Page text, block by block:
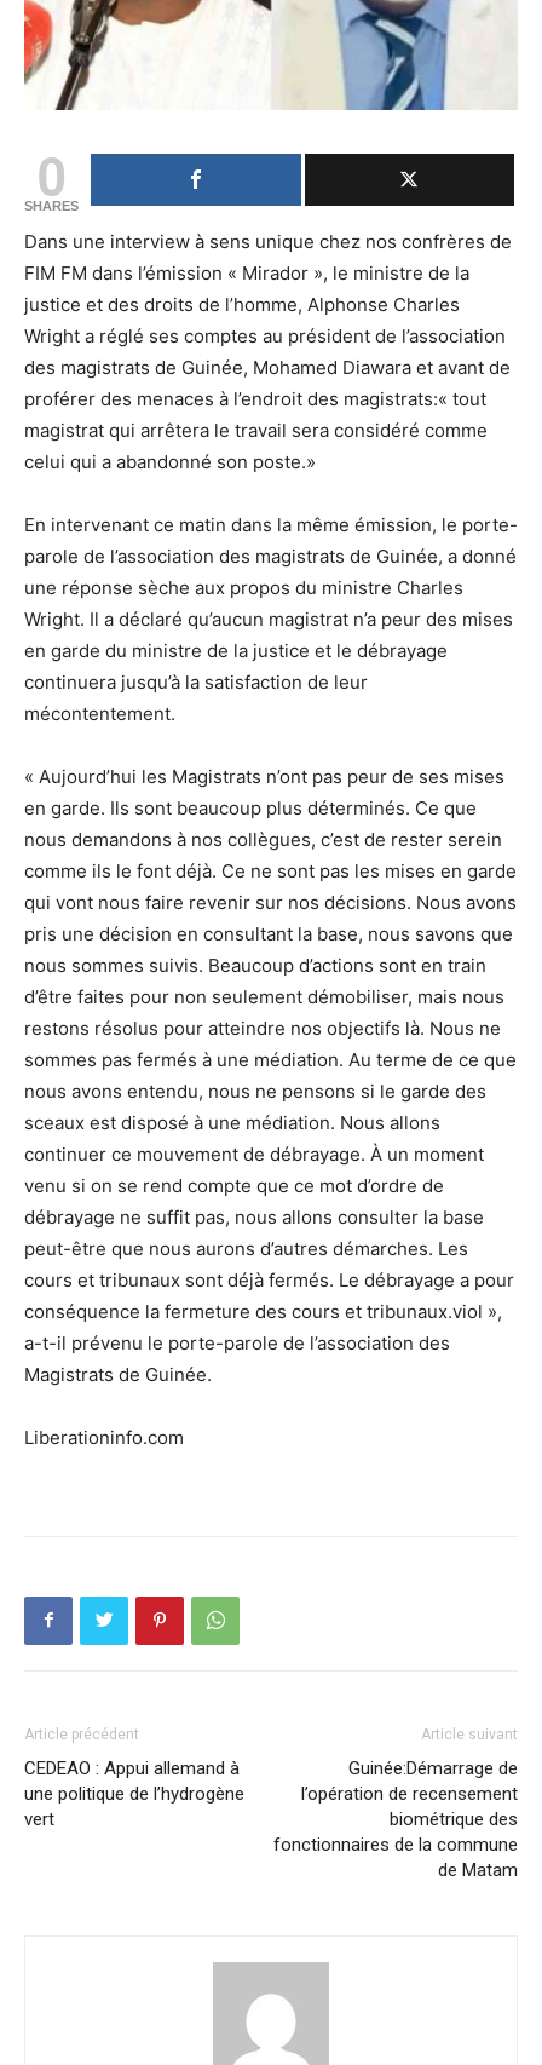
0
SHARES
Dans une interview à sens unique chez nos confrères de
FIM FM dans l’émission « Mirador », le ministre de la
justice et des droits de l’homme, Alphonse Charles
Wright a réglé ses comptes au président de l’association
des magistrats de Guinée, Mohamed Diawara et avant de
proférer des menaces à l’endroit des magistrats:« tout
magistrat qui arrêtera le travail sera considéré comme
celui qui a abandonné son poste.»
En intervenant ce matin dans la même émission, le porte-
parole de l’association des magistrats de Guinée, a donné
une réponse sèche aux propos du ministre Charles
Wright. Il a déclaré qu’aucun magistrat n’a peur des mises
en garde du ministre de la justice et le débrayage
continuera jusqu’à la satisfaction de leur
mécontentement.
« Aujourd’hui les Magistrats n’ont pas peur de ses mises
en garde. Ils sont beaucoup plus déterminés. Ce que
nous demandons à nos collègues, c’est de rester serein
comme ils le font déjà. Ce ne sont pas les mises en garde
qui vont nous faire revenir sur nos décisions. Nous avons
pris une décision en consultant la base, nous savons que
nous sommes suivis. Beaucoup d’actions sont en train
d’être faites pour non seulement démobiliser, mais nous
restons résolus pour atteindre nos objectifs là. Nous ne
sommes pas fermés à une médiation. Au terme de ce que
nous avons entendu, nous ne pensons si le garde des
sceaux est disposé à une médiation. Nous allons
continuer ce mouvement de débrayage. À un moment
venu si on se rend compte que ce mot d’ordre de
débrayage ne suffit pas, nous allons consulter la base
peut-être que nous aurons d’autres démarches. Les
cours et tribunaux sont déjà fermés. Le débrayage a pour
conséquence la fermeture des cours et tribunaux.viol »,
a-t-il prévenu le porte-parole de l’association des
Magistrats de Guinée.
Liberationinfo.com
Article précédent
CEDEAO : Appui allemand à
une politique de l’hydrogène
vert
Article suivant
Guinée:Démarrage de
l’opération de recensement
biométrique des
fonctionnaires de la commune
de Matam